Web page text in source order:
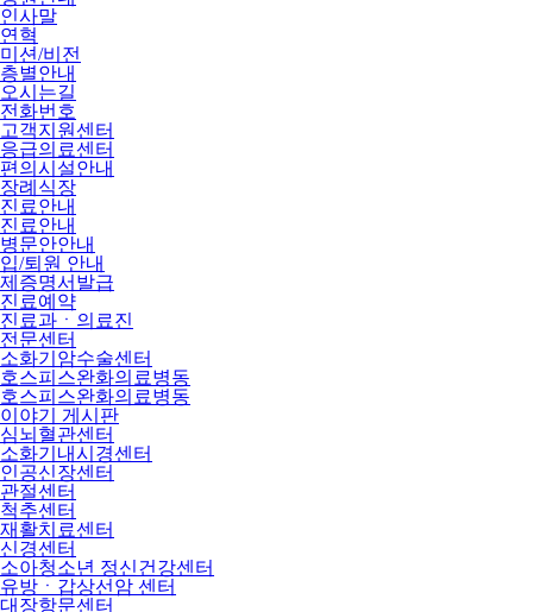
인사말
연혁
미션/비전
층별안내
오시는길
전화번호
고객지원센터
응급의료센터
편의시설안내
장례식장
진료안내
진료안내
병문안안내
입/퇴원 안내
제증명서발급
진료예약
진료과ㆍ의료진
전문센터
소화기암수술센터
호스피스완화의료병동
호스피스완화의료병동
이야기 게시판
심뇌혈관센터
소화기내시경센터
인공신장센터
관절센터
척추센터
재활치료센터
신경센터
소아청소년 정신건강센터
유방ㆍ갑상선암 센터
대장항문센터